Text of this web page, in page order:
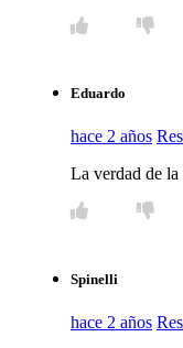
Eduardo
hace 2 años
La verdad de
Spinelli
hace 2 años